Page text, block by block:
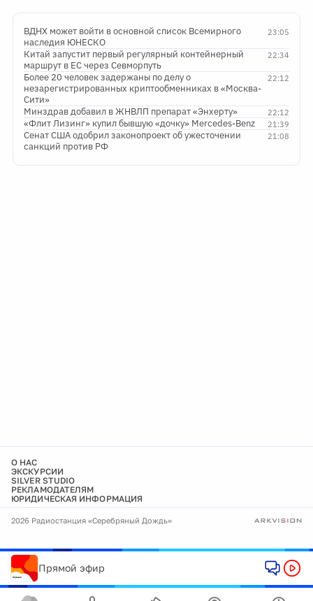
23:05
ВДНХ может войти в основной список Всемирного
наследия ЮНЕСКО
22:34
Китай запустит первый регулярный контейнерный
маршрут в ЕС через Севморпуть
22:12
Более 20 человек задержаны по делу о
незарегистрированных криптообменниках в «Москва-
Сити»
22:12
Минздрав добавил в ЖНВЛП препарат «Энхерту»
21:39
«Флит Лизинг» купил бывшую «дочку» Mercedes-Benz
21:08
Сенат США одобрил законопроект об ужесточении
санкций против РФ
О НАС
ЭКСКУРСИИ
SILVER STUDIO
РЕКЛАМОДАТЕЛЯМ
ЮРИДИЧЕСКАЯ ИНФОРМАЦИЯ
2026 Радиостанция «Серебряный Дождь»
Прямой эфир